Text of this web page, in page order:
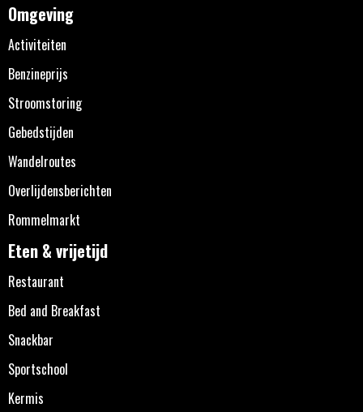
Omgeving
Activiteiten
Benzineprijs
Stroomstoring
Gebedstijden
Wandelroutes
Overlijdensberichten
Rommelmarkt
Eten & vrijetijd
Restaurant
Bed and Breakfast
Snackbar
Sportschool
Kermis